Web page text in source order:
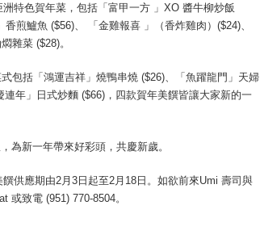
特色賀年菜，包括「富甲一方 」XO 醬牛柳炒飯
煎鱸魚 ($56)、 「金雞報喜 」（香炸雞肉）($24)、
雜菜 ($28)。
包括「鴻運吉祥」燒鴨串燒 ($26)、「魚躍龍門」天婦
年」日式炒麵 ($66)，四款賀年美饌皆讓大家新的一
為新一年帶來好彩頭，共慶新歲。
供應期由2月3日起至2月18日。如欲前來Umi 壽司與
或致電 (951) 770-8504。